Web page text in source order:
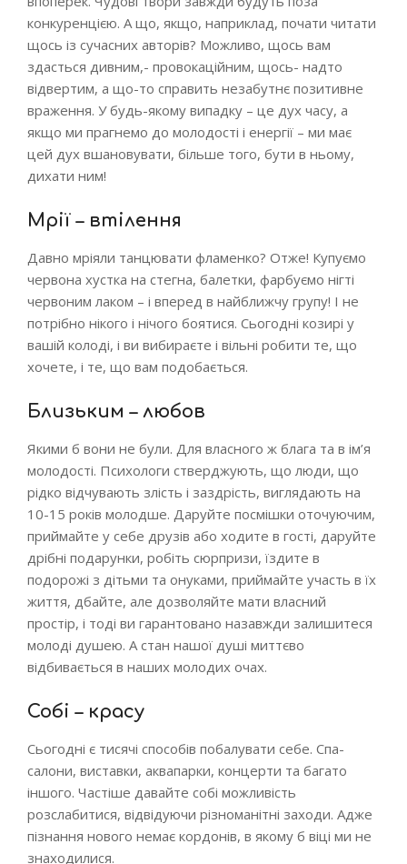
конкуренцією. А що, якщо, наприклад, почати читати
щось із сучасних авторів? Можливо, щось вам
здасться дивним,- провокаційним, щось- надто
відвертим, а що-то справить незабутнє позитивне
враження. У будь-якому випадку – це дух часу, а
якщо ми прагнемо до молодості і енергії – ми має
цей дух вшановувати, більше того, бути в ньому,
дихати ним!
Мрії – втілення
Давно мріяли танцювати фламенко? Отже! Купуємо
червона хустка на стегна, балетки, фарбуємо нігті
червоним лаком – і вперед в найближчу групу! І не
потрібно нікого і нічого боятися. Сьогодні козирі у
вашій колоді, і ви вибираєте і вільні робити те, що
хочете, і те, що вам подобається.
Близьким – любов
Якими б вони не були. Для власного ж блага та в ім’я
молодості. Психологи стверджують, що люди, що
рідко відчувають злість і заздрість, виглядають на
10-15 років молодше. Даруйте посмішки оточуючим,
приймайте у себе друзів або ходите в гості, даруйте
дрібні подарунки, робіть сюрпризи, їздите в
подорожі з дітьми та онуками, приймайте участь в їх
життя, дбайте, але дозволяйте мати власний
простір, і тоді ви гарантовано назавжди залишитеся
молоді душею. А стан нашої душі миттєво
відбивається в наших молодих очах.
Собі – красу
Сьогодні є тисячі способів побалувати себе. Спа-
салони, виставки, аквапарки, концерти та багато
іншого. Частіше давайте собі можливість
розслабитися, відвідуючи різноманітні заходи. Адже
пізнання нового немає кордонів, в якому б віці ми не
знаходилися.